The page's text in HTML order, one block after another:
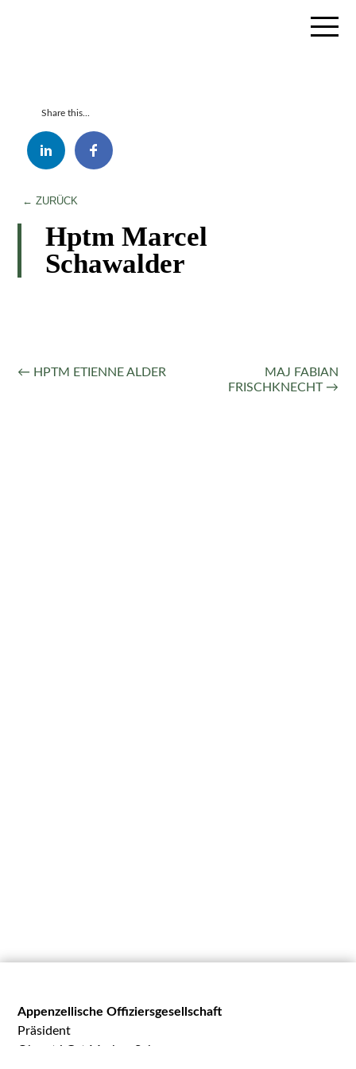
← ZURÜCK
Hptm Marcel
Schawalder
Share this...
← HPTM ETIENNE ALDER
MAJ FABIAN
FRISCHKNECHT →
Appenzellische Offiziersgesellschaft
Präsident
Oberst i Gst Markus Schegg